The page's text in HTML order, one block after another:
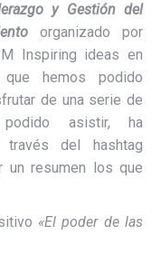
y Gestión del
organizado por
Inspiring ideas en
hemos podido
de una serie de
asistir, ha
del hashtag
un resumen los que
«El poder de las